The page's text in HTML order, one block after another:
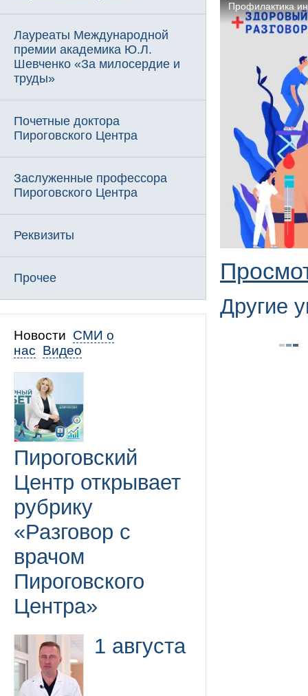
Лауреаты Международной
премии академика Ю.Л.
Шевченко «За милосердие и
труды»
Почетные доктора
Пироговского Центра
Заслуженные профессора
Пироговского Центра
Реквизиты
Прочее
Новости СМИ о
нас Видео
Пироговский
Центр открывает
рубрику
«Разговор с
врачом
Пироговского
Центра»
1 августа
Другие